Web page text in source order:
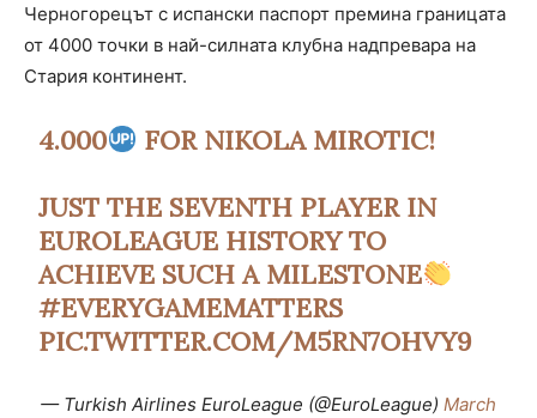
Черногорецът с испански паспорт премина границата
от 4000 точки в най-силната клубна надпревара на
Стария континент.
4.000
FOR NIKOLA MIROTIC!
JUST THE SEVENTH PLAYER IN
EUROLEAGUE HISTORY TO
ACHIEVE SUCH A MILESTONE
#EVERYGAMEMATTERS
PIC.TWITTER.COM/M5RN7OHVY9
— Turkish Airlines EuroLeague (@EuroLeague) March